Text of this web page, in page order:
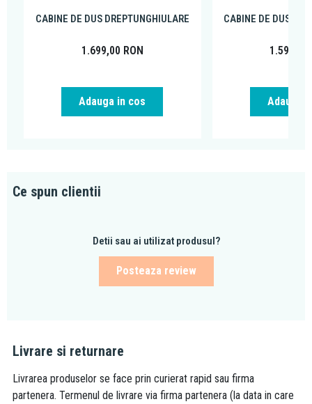
CABINE DE DUS DREPTUNGHIULARE
1.699,00 RON
Adauga in cos
CABINE DE DUS
1.590,00
Adauga
Ce spun clientii
Detii sau ai utilizat produsul?
Posteaza review
Livrare si returnare
Livrarea produselor se face prin curierat rapid sau firma
partenera. Termenul de livrare via firma partenera (la data in care